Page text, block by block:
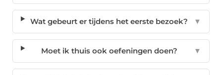
Wat gebeurt er tijdens het eerste bezoek? ▼
Moet ik thuis ook oefeningen doen? ▼